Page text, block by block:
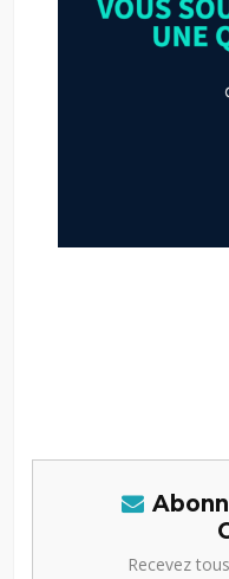
Recevez